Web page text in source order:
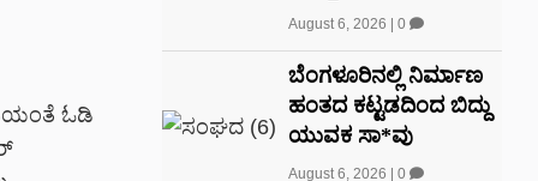
ಓಡಿ
August 6, 2026 0
ಬೆಂಗಳೂರಿನಲ್ಲಿ ನಿರ್ಮಾಣ
ಹಂತದ ಕಟ್ಟಡದಿಂದ ಬಿದ್ದು
ಯುವಕ ಸಾ*ವು
August 6, 2026 0